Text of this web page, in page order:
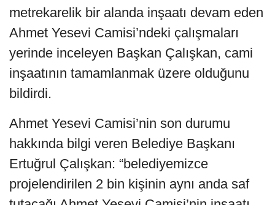
metrekarelik bir alanda inşaatı devam eden
Ahmet Yesevi Camisi’ndeki çalışmaları
yerinde inceleyen Başkan Çalışkan, cami
inşaatının tamamlanmak üzere olduğunu
bildirdi.
Ahmet Yesevi Camisi’nin son durumu
hakkında bilgi veren Belediye Başkanı
Ertuğrul Çalışkan: “belediyemizce
projelendirilen 2 bin kişinin aynı anda saf